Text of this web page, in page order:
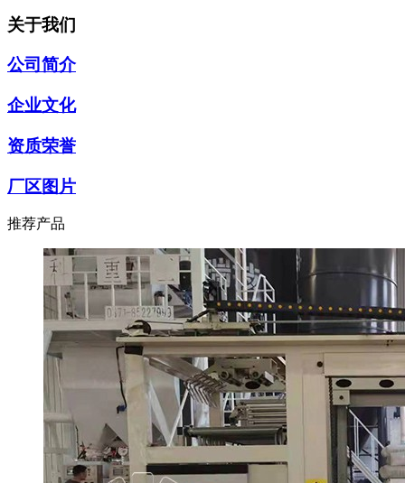
关于我们
公司简介
企业文化
资质荣誉
厂区图片
推荐产品